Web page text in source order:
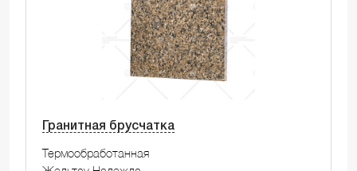
Гранитная брусчатка
Термообработанная